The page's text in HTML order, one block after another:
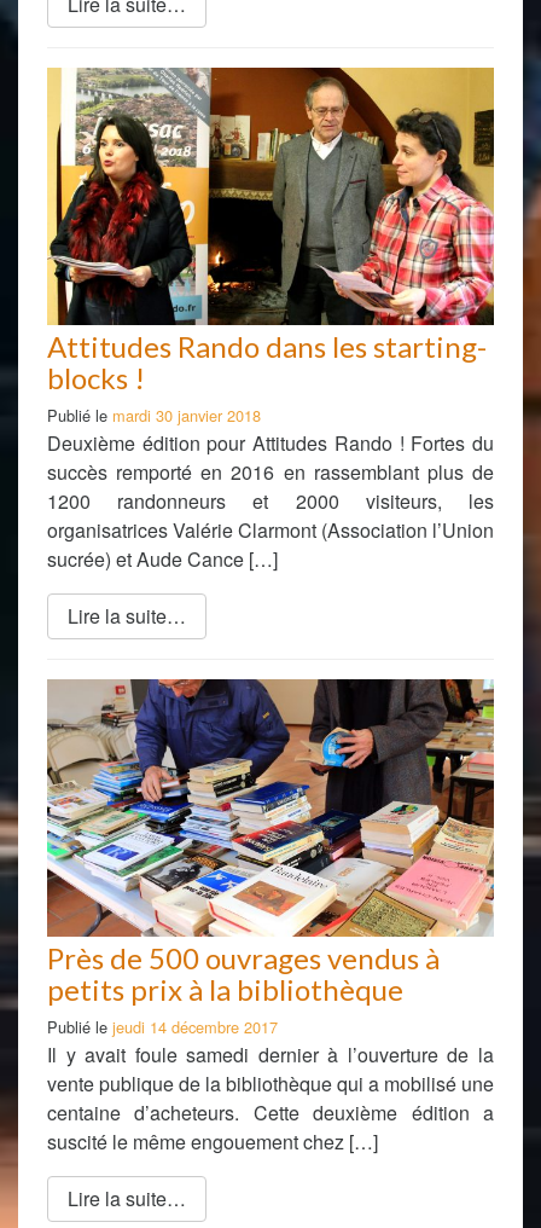
Attitudes Rando dans les starting-
blocks !
Publié le mardi 30 janvier 2018
Deuxième édition pour Attitudes Rando ! Fortes du
succès remporté en 2016 en rassemblant plus de
1200 randonneurs et 2000 visiteurs, les
organisatrices Valérie Clarmont (Association l’Union
sucrée) et Aude Cance […]
Lire la suite…
Près de 500 ouvrages vendus à
petits prix à la bibliothèque
Publié le jeudi 14 décembre 2017
Il y avait foule samedi dernier à l’ouverture de la
vente publique de la bibliothèque qui a mobilisé une
centaine d’acheteurs. Cette deuxième édition a
suscité le même engouement chez […]
Lire la suite…